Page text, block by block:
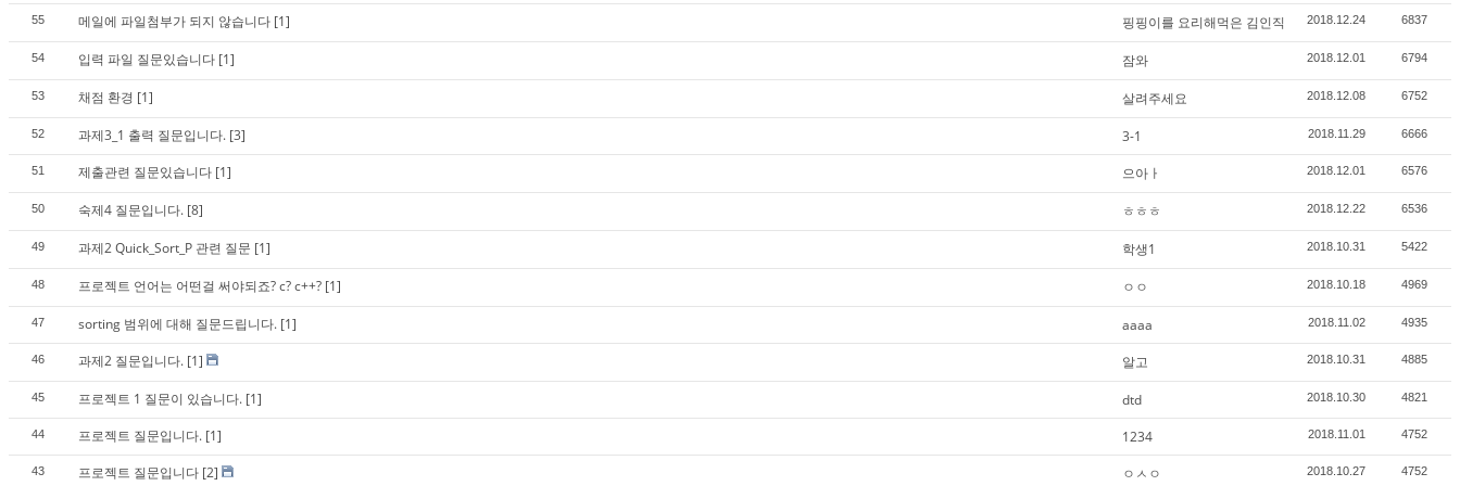
55 메일에 파일첨부가 되지 않습니다 [1] 핑핑이를 요리해먹은 김인직 2018.12.24 6837
54 입력 파일 질문있습니다 [1] 잠와 2018.12.01 6794
53 채점 환경 [1] 살려주세요 2018.12.08 6752
52 과제3_1 출력 질문입니다. [3] 3-1 2018.11.29 6666
51 제출관련 질문있습니다 [1] 으아ㅏ 2018.12.01 6576
50 숙제4 질문입니다. [8] ㅎㅎㅎ 2018.12.22 6536
49 과제2 Quick_Sort_P 관련 질문 [1] 학생1 2018.10.31 5422
48 프로젝트 언어는 어떤걸 써야되죠? c? c++? [1] ㅇㅇ 2018.10.18 4969
47 sorting 범위에 대해 질문드립니다. [1] aaaa 2018.11.02 4935
46 과제2 질문입니다. [1] 알고 2018.10.31 4885
45 프로젝트 1 질문이 있습니다. [1] dtd 2018.10.30 4821
44 프로젝트 질문입니다. [1] 1234 2018.11.01 4752
43 프로젝트 질문입니다 [2] ㅇㅅㅇ 2018.10.27 4752